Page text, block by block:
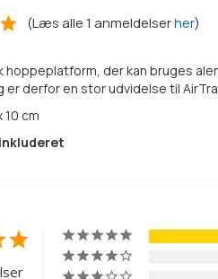
(Læs alle1 anmeldelserher)
hoppeplatform, der kan bruges
er derfor en stor udvidelse til
10 cm